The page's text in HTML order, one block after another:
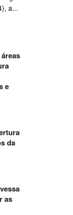
a...
e
da
as